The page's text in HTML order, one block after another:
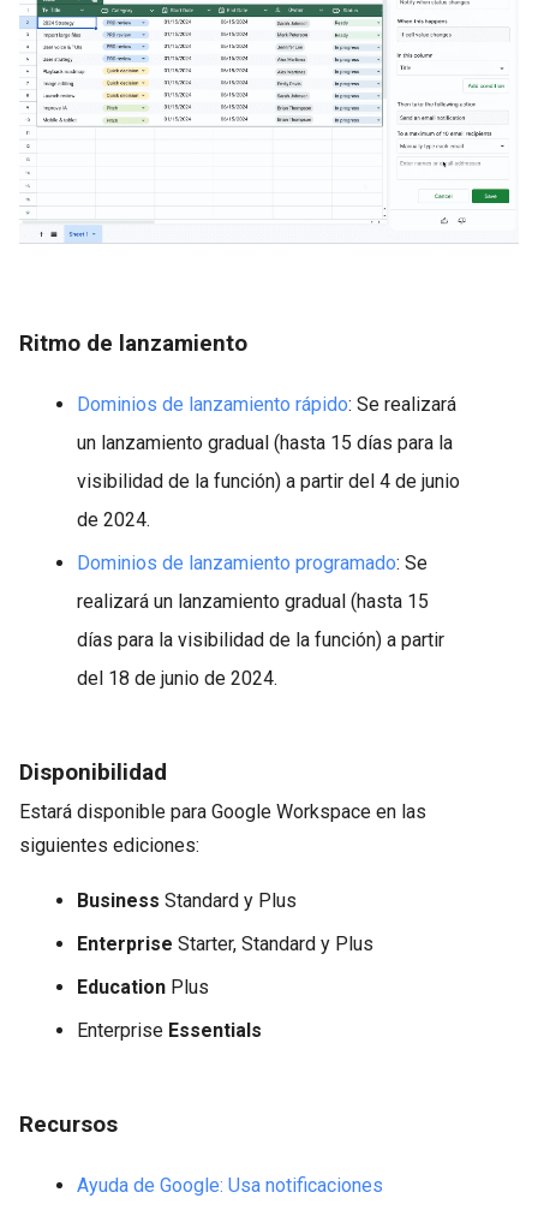
Ritmo de lanzamiento
Dominios de lanzamiento rápido: Se realizará
un lanzamiento gradual (hasta 15 días para la
visibilidad de la función) a partir del 4 de junio
de 2024.
Dominios de lanzamiento programado: Se
realizará un lanzamiento gradual (hasta 15
días para la visibilidad de la función) a partir
del 18 de junio de 2024.
Disponibilidad
Estará disponible para Google Workspace en las
siguientes ediciones:
Business Standard y Plus
Enterprise Starter, Standard y Plus
Education Plus
Enterprise Essentials
Recursos
Ayuda de Google: Usa notificaciones